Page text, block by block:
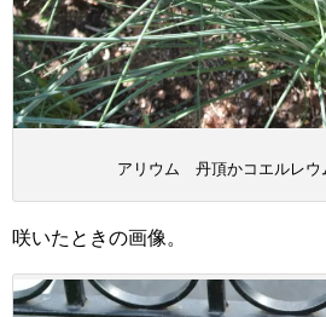
アリウム 丹頂かコエルレ
咲いたときの画像。